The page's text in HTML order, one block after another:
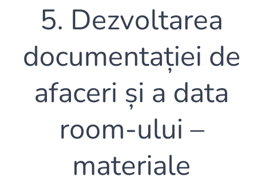
5. Dezvoltarea
documentației de
afaceri și a data
room-ului –
materiale